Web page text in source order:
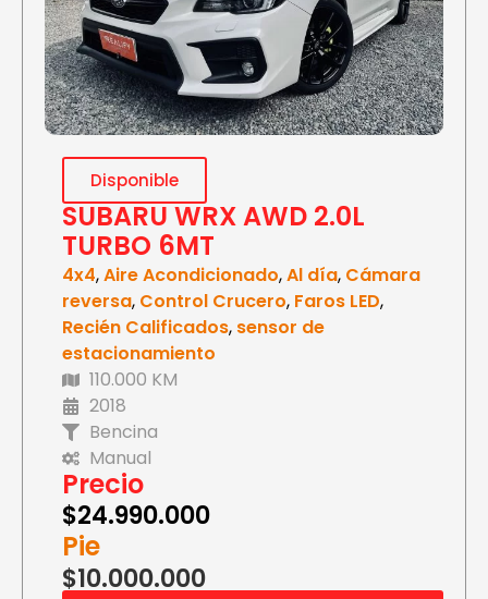
Disponible
SUBARU WRX AWD 2.0L
TURBO 6MT
4x4,Aire Acondicionado,Al día, Cámara
reversa, Control Crucero, Faros LED,
Recién Calificados, sensor de
estacionamiento
110.000 KM
2018
Bencina
Manual
Precio
$24.990.000
Pie
$10.000.000